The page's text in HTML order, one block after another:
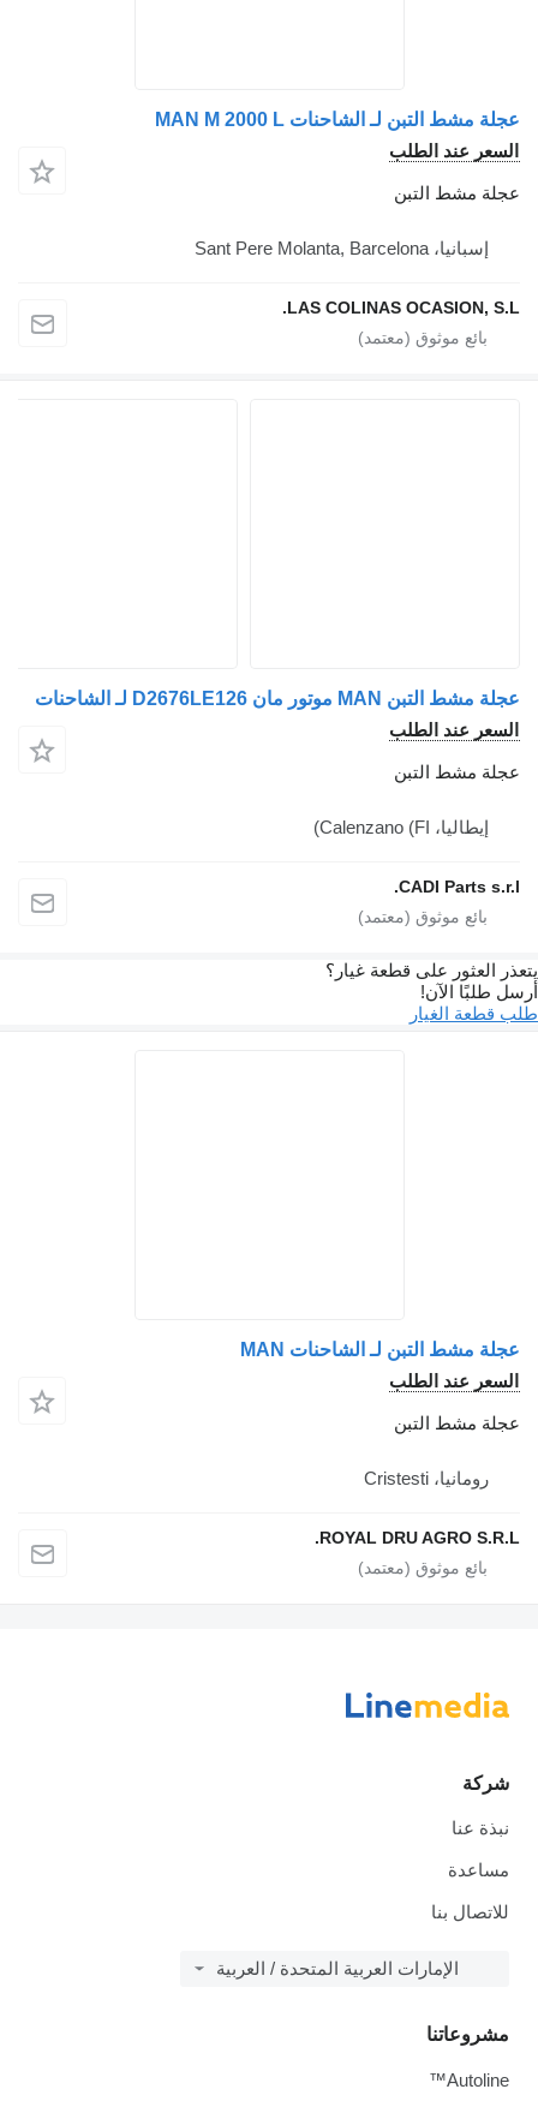
عجلة مشط التبن لـ الشاحنات MAN M 2000 L
السعر عند الطلب
عجلة مشط التبن
إسبانيا، Sant Pere Molanta, Barcelona
LAS COLINAS OCASION, S.L.
عجلة مشط التبن MAN موتور مان D2676LE126 لـ الشاحنات
السعر عند الطلب
عجلة مشط التبن
إيطاليا، Calenzano (FI)
CADI Parts s.r.l.
يتعذر العثور على قطعة غيار؟
أرسل طلبًا الآن!
طلب قطعة الغيار
عجلة مشط التبن لـ الشاحنات MAN
السعر عند الطلب
عجلة مشط التبن
رومانيا، Cristesti
ROYAL DRU AGRO S.R.L.
شركة
نبذة عنا
مساعدة
للاتصال بنا
الإمارات العربية المتحدة / العربية
مشروعاتنا
Autoline™